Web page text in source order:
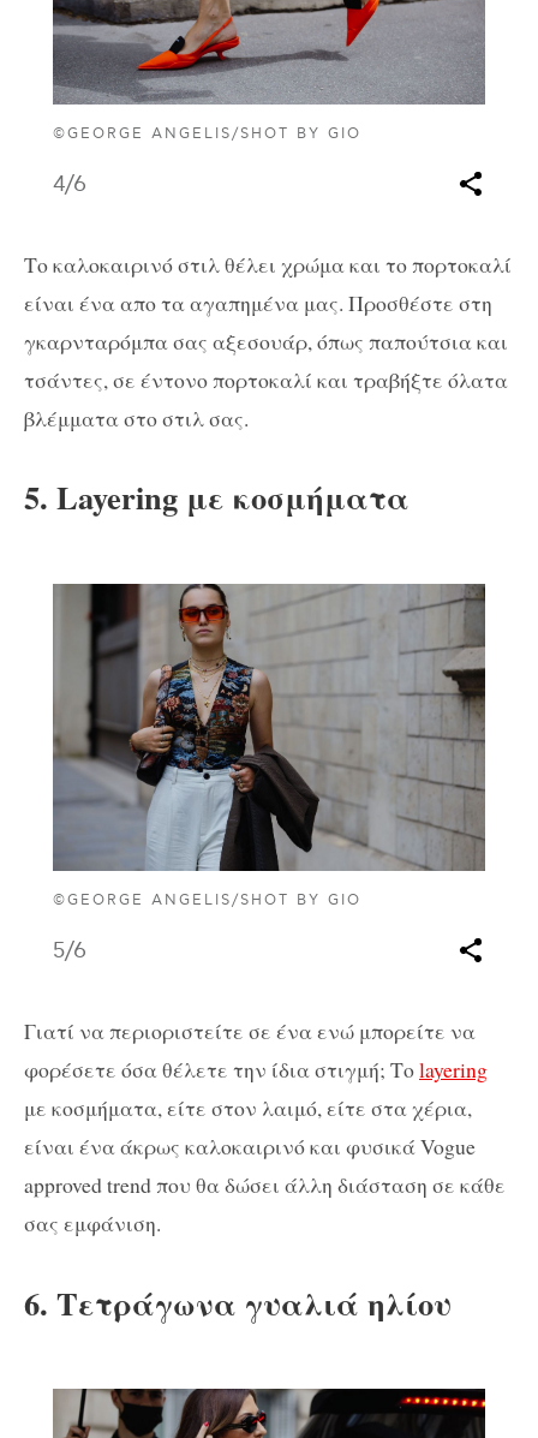
©GEORGE ANGELIS/SHOT BY GIO
4/6
Το καλοκαιρινό στιλ θέλει χρώμα και το πορτοκαλί
είναι ένα απο τα αγαπημένα μας. Προσθέστε στη
γκαρνταρόμπα σας αξεσουάρ, όπως παπούτσια και
τσάντες, σε έντονο πορτοκαλί και τραβήξτε όλατα
βλέμματα στο στιλ σας.
5. Layering με κοσμήματα
©GEORGE ANGELIS/SHOT BY GIO
5/6
Γιατί να περιοριστείτε σε ένα ενώ μπορείτε να
φορέσετε όσα θέλετε την ίδια στιγμή; Τοlayering
με κοσμήματα, είτε στον λαιμό, είτε στα χέρια,
είναι ένα άκρως καλοκαιρινό και φυσικά Vogue
approved trend που θα δώσει άλλη διάσταση σε κάθε
σας εμφάνιση.
6. Τετράγωνα γυαλιά ηλίου